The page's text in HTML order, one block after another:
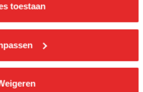
toestaan
– 2030 | ‘Taxi: een